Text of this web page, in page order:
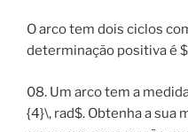
O arco tem dois ciclos
determinação positiva é
08. Um arco tem a
{4}\, rad$. Obtenha a sua